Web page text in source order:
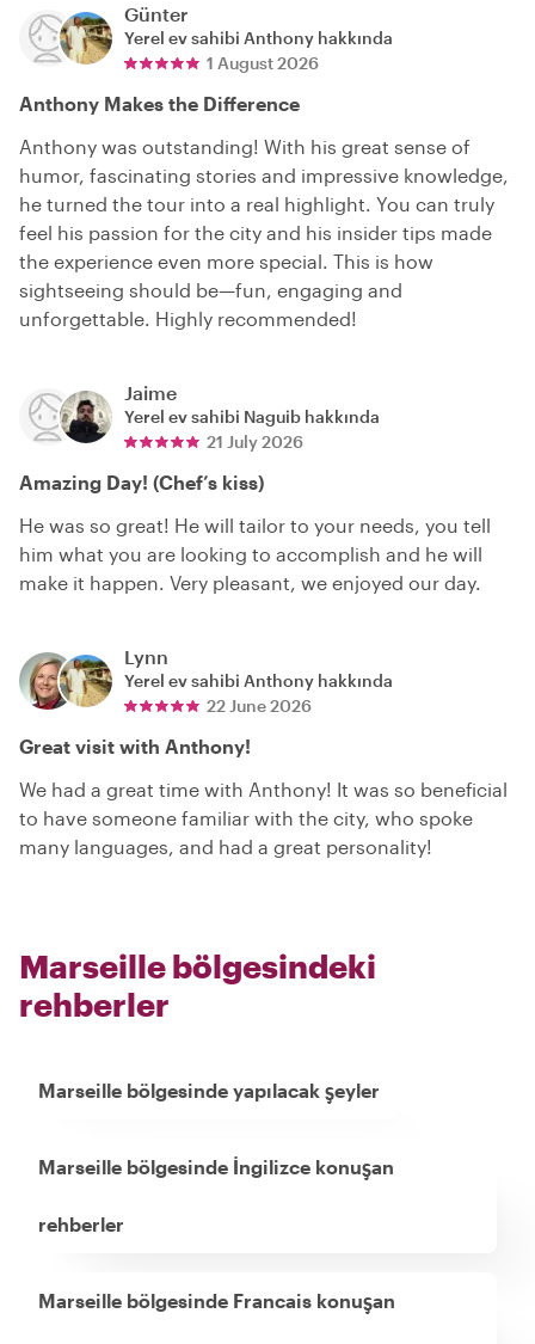
Günter
Yerel ev sahibi Anthony hakkında
1 August 2026
Anthony Makes the Difference
Anthony was outstanding! With his great sense of
humor, fascinating stories and impressive knowledge,
he turned the tour into a real highlight. You can truly
feel his passion for the city and his insider tips made
the experience even more special. This is how
sightseeing should be—fun, engaging and
unforgettable. Highly recommended!
Jaime
Yerel ev sahibi Naguib hakkında
21 July 2026
Amazing Day! (Chef’s kiss)
He was so great! He will tailor to your needs, you tell
him what you are looking to accomplish and he will
make it happen. Very pleasant, we enjoyed our day.
Lynn
Yerel ev sahibi Anthony hakkında
22 June 2026
Great visit with Anthony!
We had a great time with Anthony! It was so beneficial
to have someone familiar with the city, who spoke
many languages, and had a great personality!
Marseille bölgesindeki
rehberler
Marseille bölgesinde yapılacak şeyler
Marseille bölgesinde İngilizce konuşan
rehberler
Marseille bölgesinde Francais konuşan